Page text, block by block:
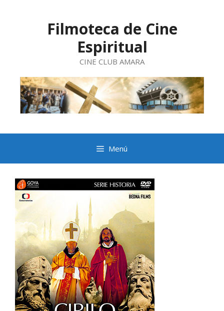
Filmoteca de Cine
Espiritual
CINE CLUB AMARA
Menú